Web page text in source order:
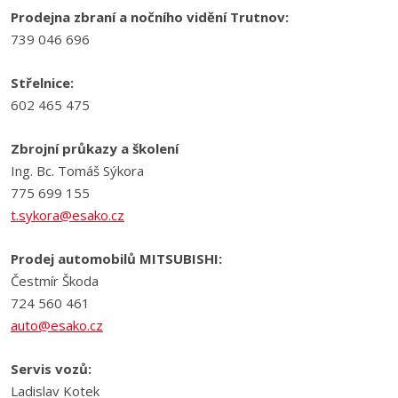
Prodejna zbraní a nočního vidění Trutnov:
739 046 696
Střelnice:
602 465 475
Zbrojní průkazy a školení
Ing. Bc. Tomáš Sýkora
775 699 155
t.sykora@esako.cz
Prodej automobilů MITSUBISHI:
Čestmír Škoda
724 560 461
auto@esako.cz
Servis vozů:
Ladislav Kotek